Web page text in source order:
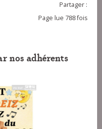
Partager :
Page lue 788 fois
nos adhérents